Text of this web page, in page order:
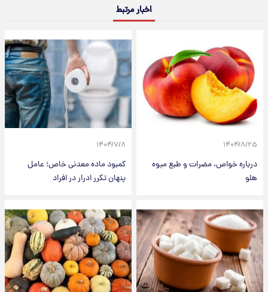
اخبار مرتبط
۱۴۰۴/۸/۲۵
درباره خواص، مضرات و طبع میوه
هلو
۱۴۰۴/۷/۸
کمبود ماده معدنی خاص؛ عامل
پنهان تکرر ادرار در افراد